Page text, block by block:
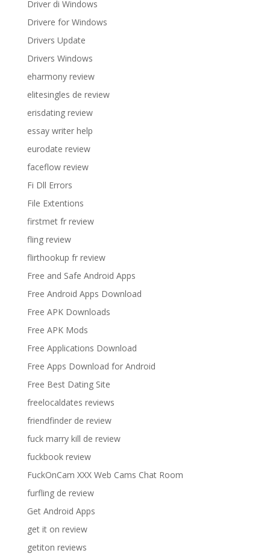
Driver di Windows
Drivere for Windows
Drivers Update
Drivers Windows
eharmony review
elitesingles de review
erisdating review
essay writer help
eurodate review
faceflow review
Fi Dll Errors
File Extentions
firstmet fr review
fling review
flirthookup fr review
Free and Safe Android Apps
Free Android Apps Download
Free APK Downloads
Free APK Mods
Free Applications Download
Free Apps Download for Android
Free Best Dating Site
freelocaldates reviews
friendfinder de review
fuck marry kill de review
fuckbook review
FuckOnCam XXX Web Cams Chat Room
furfling de review
Get Android Apps
get it on review
getiton reviews